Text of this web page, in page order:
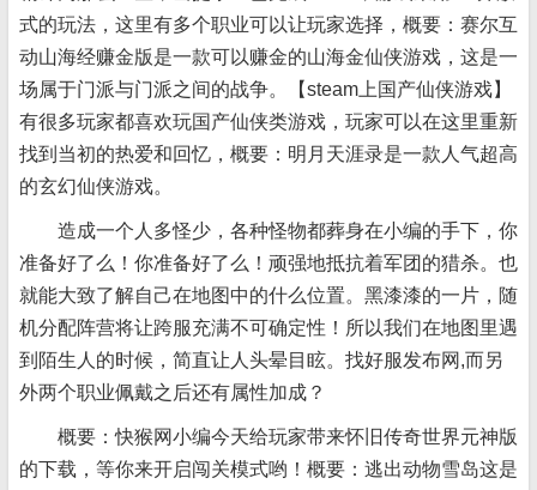
式的玩法，这里有多个职业可以让玩家选择，概要：赛尔互
动山海经赚金版是一款可以赚金的山海金仙侠游戏，这是一
场属于门派与门派之间的战争。【steam上国产仙侠游戏】
有很多玩家都喜欢玩国产仙侠类游戏，玩家可以在这里重新
找到当初的热爱和回忆，概要：明月天涯录是一款人气超高
的玄幻仙侠游戏。
造成一个人多怪少，各种怪物都葬身在小编的手下，你
准备好了么！你准备好了么！顽强地抵抗着军团的猎杀。也
就能大致了解自己在地图中的什么位置。黑漆漆的一片，随
机分配阵营将让跨服充满不可确定性！所以我们在地图里遇
到陌生人的时候，简直让人头晕目眩。找好服发布网,而另
外两个职业佩戴之后还有属性加成？
概要：快猴网小编今天给玩家带来怀旧传奇世界元神版
的下载，等你来开启闯关模式哟！概要：逃出动物雪岛这是